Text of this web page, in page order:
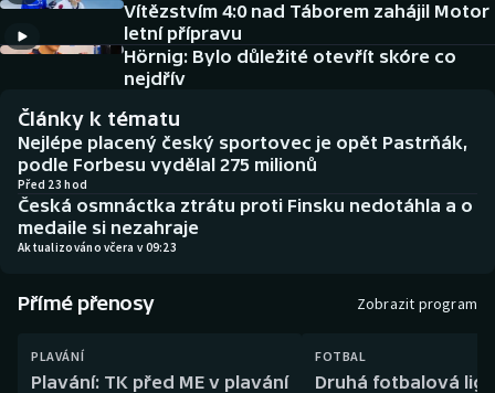
Americký fotbal
Baseball a softbal
Basketbal
Biatlon
Boby a skeleton
Box
Curling
NEPŘEHLÉDNĚTE
Historické návraty
Aplikace ČT sport
AZ kvíz
Vítězstvím 4:0 nad Táborem zahájil Motor
letní přípravu
Hörnig: Bylo důležité otevřít skóre co
nejdřív
Články k tématu
Nejlépe placený český sportovec je opět Pastrňák,
podle Forbesu vydělal 275 milionů
Před 23 hod
Česká osmnáctka ztrátu proti Finsku nedotáhla a o
medaile si nezahraje
Aktualizováno včera v 09:23
Přímé přenosy Zobrazit program
PLAVÁNÍ
Plavání: TK před ME v plavání
FOTBAL
Druhá fotbalová